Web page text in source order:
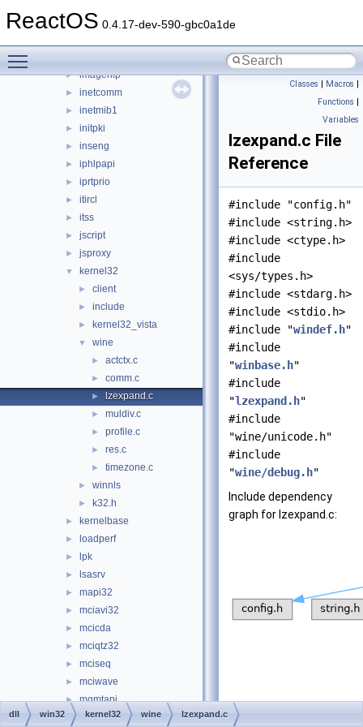
ReactOS 0.4.17-dev-590-gbc0a1de
► iernonce
► imagehlp
► inetcomm
► inetmib1
► initpki
► inseng
► iphlpapi
► iprtprio
► itircl
► itss
► jscript
► jsproxy
▼ kernel32
► client
► include
► kernel32_vista
▼ wine
► actctx.c
► comm.c
► lzexpand.c
► muldiv.c
► profile.c
► res.c
► timezone.c
► winnls
► k32.h
► kernelbase
► loadperf
► lpk
► lsasrv
► mapi32
► mciavi32
► mcicda
► mciqtz32
► mciseq
► mciwave
► mgmtapi
► mlang
Classes | Macros |
Functions |
Variables
lzexpand.c File
Reference
#include "config.h"
#include <string.h>
#include <ctype.h>
#include
<sys/types.h>
#include <stdarg.h>
#include <stdio.h>
#include "windef.h"
#include
"winbase.h"
#include
"lzexpand.h"
#include
"wine/unicode.h"
#include
"wine/debug.h"
Include dependency
graph for lzexpand.c:
dll win32 kernel32 wine lzexpand.c